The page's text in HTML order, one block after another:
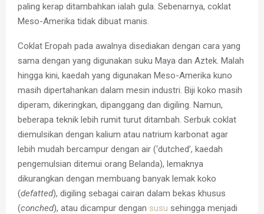
paling kerap ditambahkan ialah gula. Sebenarnya, coklat
Meso-Amerika tidak dibuat manis.
Coklat Eropah pada awalnya disediakan dengan cara yang
sama dengan yang digunakan suku Maya dan Aztek. Malah
hingga kini, kaedah yang digunakan Meso-Amerika kuno
masih dipertahankan dalam mesin industri. Biji koko masih
diperam, dikeringkan, dipanggang dan digiling. Namun,
beberapa teknik lebih rumit turut ditambah. Serbuk coklat
diemulsikan dengan kalium atau natrium karbonat agar
lebih mudah bercampur dengan air (‘dutched’, kaedah
pengemulsian ditemui orang Belanda), lemaknya
dikurangkan dengan membuang banyak lemak koko
(defatted), digiling sebagai cairan dalam bekas khusus
(conched), atau dicampur dengan susu sehingga menjadi